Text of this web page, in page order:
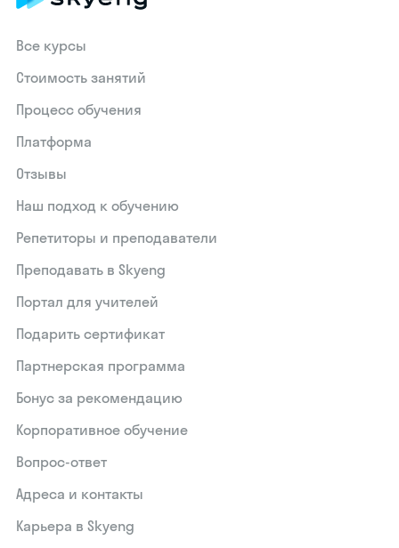
Все курсы
Стоимость занятий
Процесс обучения
Платформа
Отзывы
Наш подход к обучению
Репетиторы и преподаватели
Преподавать в Skyeng
Портал для учителей
Подарить сертификат
Партнерская программа
Бонус за рекомендацию
Корпоративное обучение
Вопрос-ответ
Адреса и контакты
Карьера в Skyeng